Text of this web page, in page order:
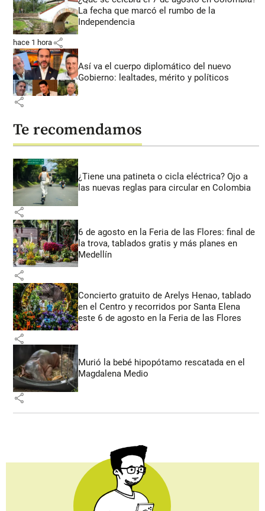
La fecha que marcó el rumbo de la
Independencia
hace 1 hora share
Así va el cuerpo diplomático del nuevo
Gobierno: lealtades, mérito y políticos
share
Te recomendamos
¿Tiene una patineta o cicla eléctrica? Ojo a
las nuevas reglas para circular en Colombia
share
6 de agosto en la Feria de las Flores: final de
la trova, tablados gratis y más planes en
Medellín
share
Concierto gratuito de Arelys Henao, tablado
en el Centro y recorridos por Santa Elena
este 6 de agosto en la Feria de las Flores
share
Murió la bebé hipopótamo rescatada en el
Magdalena Medio
share